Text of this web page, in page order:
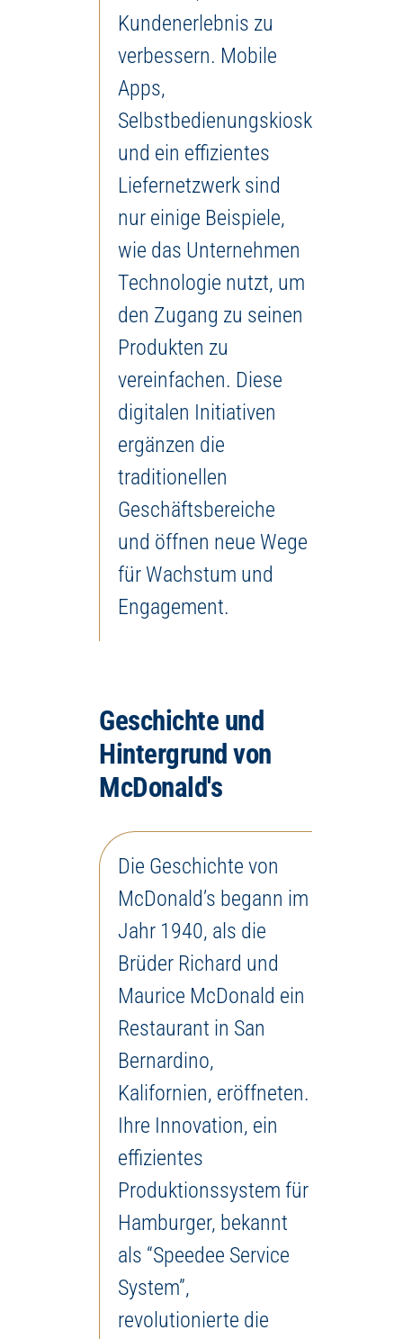
Kundenerlebnis zu
verbessern. Mobile
Apps,
Selbstbedienungskioske
und ein effizientes
Liefernetzwerk sind
nur einige Beispiele,
wie das Unternehmen
Technologie nutzt, um
den Zugang zu seinen
Produkten zu
vereinfachen. Diese
digitalen Initiativen
ergänzen die
traditionellen
Geschäftsbereiche
und öffnen neue Wege
für Wachstum und
Engagement.
Geschichte und
Hintergrund von
McDonald's
Die Geschichte von
McDonald’s begann im
Jahr 1940, als die
Brüder Richard und
Maurice McDonald ein
Restaurant in San
Bernardino,
Kalifornien, eröffneten.
Ihre Innovation, ein
effizientes
Produktionssystem für
Hamburger, bekannt
als “Speedee Service
System”,
revolutionierte die